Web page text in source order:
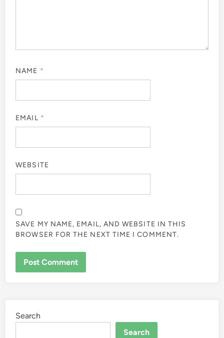
NAME *
EMAIL *
WEBSITE
SAVE MY NAME, EMAIL, AND WEBSITE IN THIS
BROWSER FOR THE NEXT TIME I COMMENT.
Search
Search